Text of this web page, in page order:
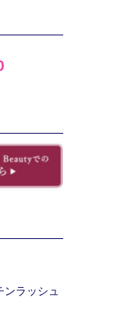
ラッシュ